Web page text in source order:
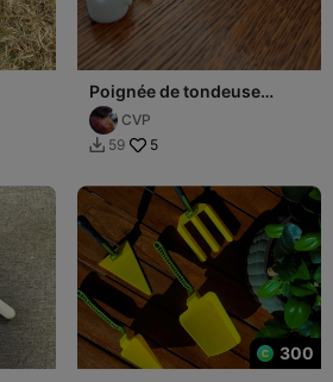
Poignée de tondeuse
marque Gardenstar
CVP
 59 5
300